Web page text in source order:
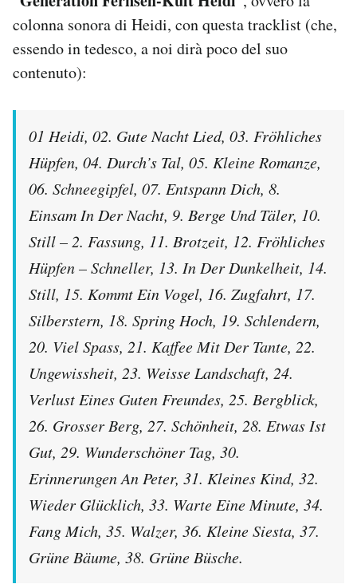
colonna sonora di Heidi, con questa tracklist (che,
essendo in tedesco, a noi dirà poco del suo
contenuto):
01 Heidi, 02. Gute Nacht Lied, 03. Fröhliches
Hüpfen, 04. Durch’s Tal, 05. Kleine Romanze,
06. Schneegipfel, 07. Entspann Dich, 8.
Einsam In Der Nacht, 9. Berge Und Täler, 10.
Still – 2. Fassung, 11. Brotzeit, 12. Fröhliches
Hüpfen – Schneller, 13. In Der Dunkelheit, 14.
Still, 15. Kommt Ein Vogel, 16. Zugfahrt, 17.
Silberstern, 18. Spring Hoch, 19. Schlendern,
20. Viel Spass, 21. Kaffee Mit Der Tante, 22.
Ungewissheit, 23. Weisse Landschaft, 24.
Verlust Eines Guten Freundes, 25. Bergblick,
26. Grosser Berg, 27. Schönheit, 28. Etwas Ist
Gut, 29. Wunderschöner Tag, 30.
Erinnerungen An Peter, 31. Kleines Kind, 32.
Wieder Glücklich, 33. Warte Eine Minute, 34.
Fang Mich, 35. Walzer, 36. Kleine Siesta, 37.
Grüne Bäume, 38. Grüne Büsche.